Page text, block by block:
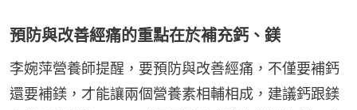
預防與改善經痛的重點在於補充鈣、鎂
李婉萍營養師提醒，要預防與改善經痛，不僅要補鈣
還要補鎂，才能讓兩個營養素相輔相成，建議鈣跟鎂